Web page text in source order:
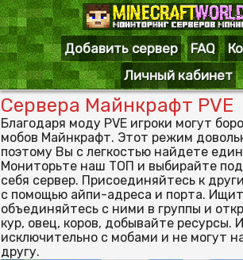
Добавить сервер FAQ
Личный кабинет
Сервера Майнкрафт PVE
Благодаря моду PVE игроки могут
мобов Майнкрафт. Этот режим
поэтому Вы с легкостью найдете
Мониторьте наш ТОП и выбирайте
себя сервер. Присоединяйтесь к
с помощью айпи-адреса и порта.
объединяйтесь с ними в группы и
кур, овец, коров, добывайте ресурсы.
исключительно с мобами и не могут
другу.